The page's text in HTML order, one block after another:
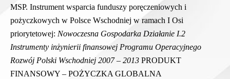
MSP. Instrument wsparcia funduszy poręczeniowych i
pożyczkowych w Polsce Wschodniej w ramach I Osi
priorytetowej: Nowoczesna Gospodarka Działanie I.2
Instrumenty inżynierii finansowej Programu Operacyjnego
Rozwój Polski Wschodniej 2007 – 2013 PRODUKT
FINANSOWY – POŻYCZKA GLOBALNA